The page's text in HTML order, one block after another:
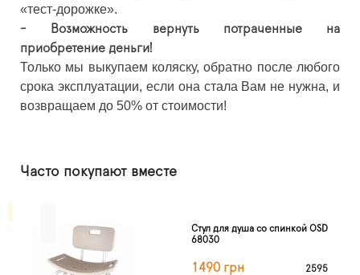
«тест-дорожке».
- Возможность вернуть потраченные на
приобретение деньги!
Только мы выкупаем коляску, обратно после любого
срока эксплуатации, если она стала Вам не нужна, и
возвращаем до 50% от стоимости!
Часто покупают вместе
Стул для душа cо спинкой OSD
68030
1490 грн 2595